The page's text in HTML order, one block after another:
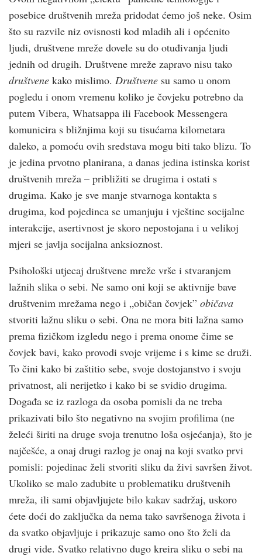
posebice društvenih mreža pridodat ćemo još neke. Osim
što su razvile niz ovisnosti kod mladih ali i općenito
ljudi, društvene mreže dovele su do otuđivanja ljudi
jednih od drugih. Društvene mreže zapravo nisu tako
društvene kako mislimo. Društvene su samo u onom
pogledu i onom vremenu koliko je čovjeku potrebno da
putem Vibera, Whatsappa ili Facebook Messengera
komunicira s bližnjima koji su tisućama kilometara
daleko, a pomoću ovih sredstava mogu biti tako blizu. To
je jedina prvotno planirana, a danas jedina istinska korist
društvenih mreža – približiti se drugima i ostati s
drugima. Kako je sve manje stvarnoga kontakta s
drugima, kod pojedinca se umanjuju i vještine socijalne
interakcije, asertivnost je skoro nepostojana i u velikoj
mjeri se javlja socijalna anksioznost.
Psihološki utjecaj društvene mreže vrše i stvaranjem
lažnih slika o sebi. Ne samo oni koji se aktivnije bave
društvenim mrežama nego i „običan čovjek” običava
stvoriti lažnu sliku o sebi. Ona ne mora biti lažna samo
prema fizičkom izgledu nego i prema onome čime se
čovjek bavi, kako provodi svoje vrijeme i s kime se druži.
To čini kako bi zaštitio sebe, svoje dostojanstvo i svoju
privatnost, ali nerijetko i kako bi se svidio drugima.
Događa se iz razloga da osoba pomisli da ne treba
prikazivati bilo što negativno na svojim profilima (ne
želeći širiti na druge svoja trenutno loša osjećanja), što je
najčešće, a onaj drugi razlog je onaj na koji svatko prvi
pomisli: pojedinac želi stvoriti sliku da živi savršen život.
Ukoliko se malo zadubite u problematiku društvenih
mreža, ili sami objavljujete bilo kakav sadržaj, uskoro
ćete doći do zaključka da nema tako savršenoga života i
da svatko objavljuje i prikazuje samo ono što želi da
drugi vide. Svatko relativno dugo kreira sliku o sebi na